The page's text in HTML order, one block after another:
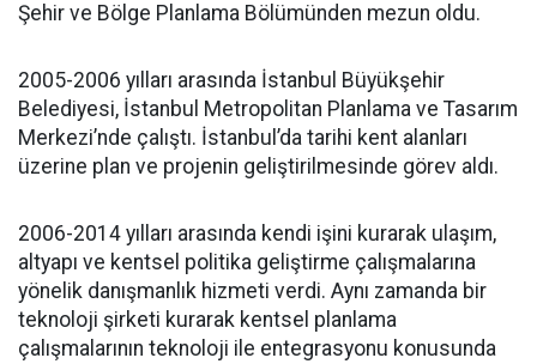
Şehir ve Bölge Planlama Bölümünden mezun oldu.
2005-2006 yılları arasında İstanbul Büyükşehir
Belediyesi, İstanbul Metropolitan Planlama ve Tasarım
Merkezi’nde çalıştı. İstanbul’da tarihi kent alanları
üzerine plan ve projenin geliştirilmesinde görev aldı.
2006-2014 yılları arasında kendi işini kurarak ulaşım,
altyapı ve kentsel politika geliştirme çalışmalarına
yönelik danışmanlık hizmeti verdi. Aynı zamanda bir
teknoloji şirketi kurarak kentsel planlama
çalışmalarının teknoloji ile entegrasyonu konusunda